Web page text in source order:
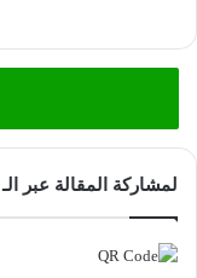
لمشاركة المقالة عبر الـ QR